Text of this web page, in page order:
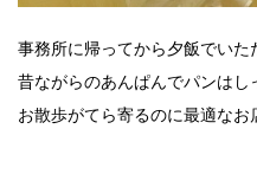
事務所に帰ってから夕飯でいた
昔ながらのあんぱんでパンは
お散歩がてら寄るのに最適なお